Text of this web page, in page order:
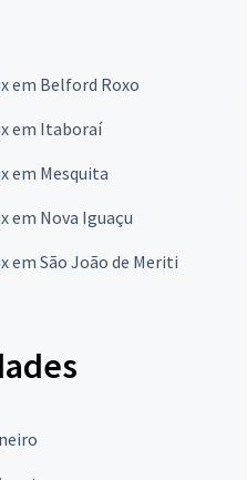
em Belford Roxo
em Itaboraí
em Mesquita
em Nova Iguaçu
em São João de Meriti